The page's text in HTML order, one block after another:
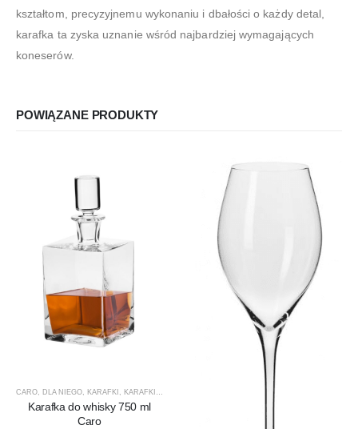
kształtom, precyzyjnemu wykonaniu i dbałości o każdy detal,
karafka ta zyska uznanie wśród najbardziej wymagających
koneserów.
POWIĄZANE PRODUKTY
CARO, DLA NIEGO, KARAFKI , KARAFKI DO WHISKY PREZENTY
Karafka do whisky 750 ml
Caro